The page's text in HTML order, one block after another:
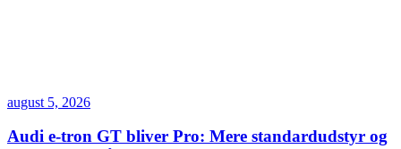
august 5, 2026
Audi e-tron GT bliver Pro: Mere standardudstyr og